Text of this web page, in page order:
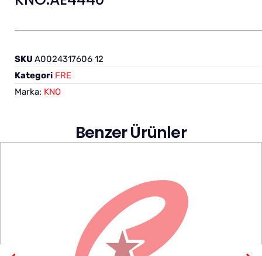
SKU A0024317606 12
Kategori FRE
Marka: KNO
Benzer Ürünler